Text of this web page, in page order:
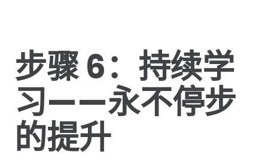
步骤 6：持续学
习——永不停步
的提升